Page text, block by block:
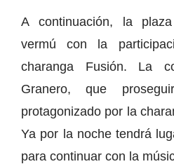
A continuación, la
vermú con la
charanga Fusión. La
Granero, que
protagonizado por la
Ya por la noche tendrá
para continuar con la